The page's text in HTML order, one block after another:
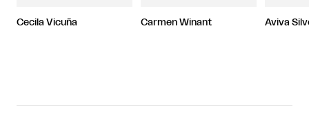
Cecila Vicuña Carmen Winant Aviva